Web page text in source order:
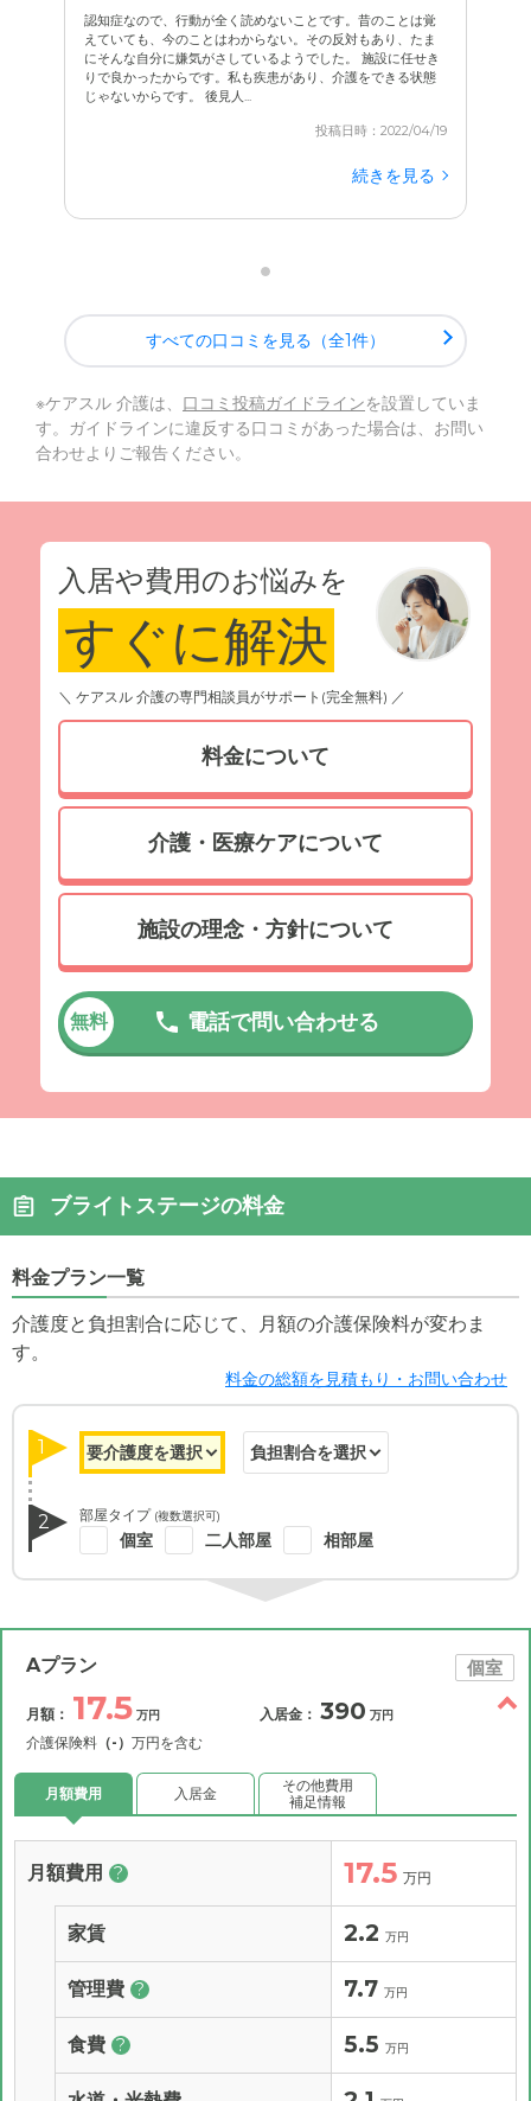
認知症なので、行動が全く読めないことです。昔のことは覚
えていても、今のことはわからない。その反対もあり、たま
にそんな自分に嫌気がさしているようでした。 施設に任せき
りで良かったからです。私も疾患があり、介護をできる状態
じゃないからです。 後見人...
投稿日時：2022/04/19
続きを見る
すべての口コミを見る（全1件）
※ケアスル 介護は、 口コミ投稿ガイドラインを設置していま
す。ガイドラインに違反する口コミがあった場合は、お問い
合わせよりご報告ください。
入居や費用のお悩みを
すぐに解決
＼ ケアスル 介護の専門相談員がサポート(完全無料) ／
料金について
介護・医療ケアについて
施設の理念・方針について
無料 電話で問い合わせる
ブライトステージの料金
料金プラン一覧
介護度と負担割合に応じて、月額の介護保険料が変わま
す。
料金の総額を見積もり・お問い合わせ
1
2 部屋タイプ (複数選択可)
個室 二人部屋 相部屋
Aプラン 個室
月額： 17.5 万円
介護保険料 （-） 万円を含む
入居金： 390 万円
月額費用 入居金
その他費用
補足情報
月額費用 ? 17.5 万円
家賃 2.2 万円
管理費 ? 7.7 万円
食費 ? 5.5 万円